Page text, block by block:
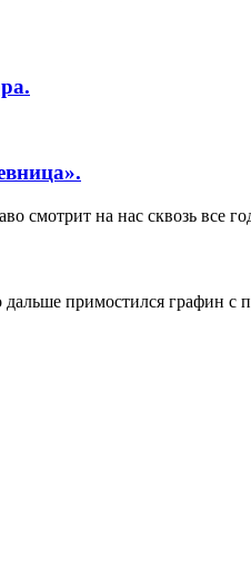
смотрит на нас сквозь все
примостился графин с